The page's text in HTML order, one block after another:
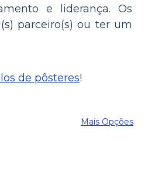
e liderança. Os
parceiro(s) ou ter um
de pôsteres!
Mais Opções